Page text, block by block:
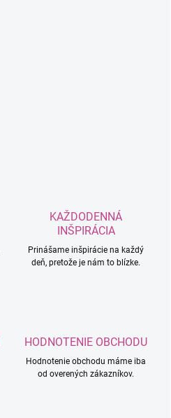
KAŽDODENNÁ
INŠPIRÁCIA
Prinášame inšpirácie na každý
deň, pretože je nám to blízke.
HODNOTENIE OBCHODU
Hodnotenie obchodu máme iba
od overených zákazníkov.